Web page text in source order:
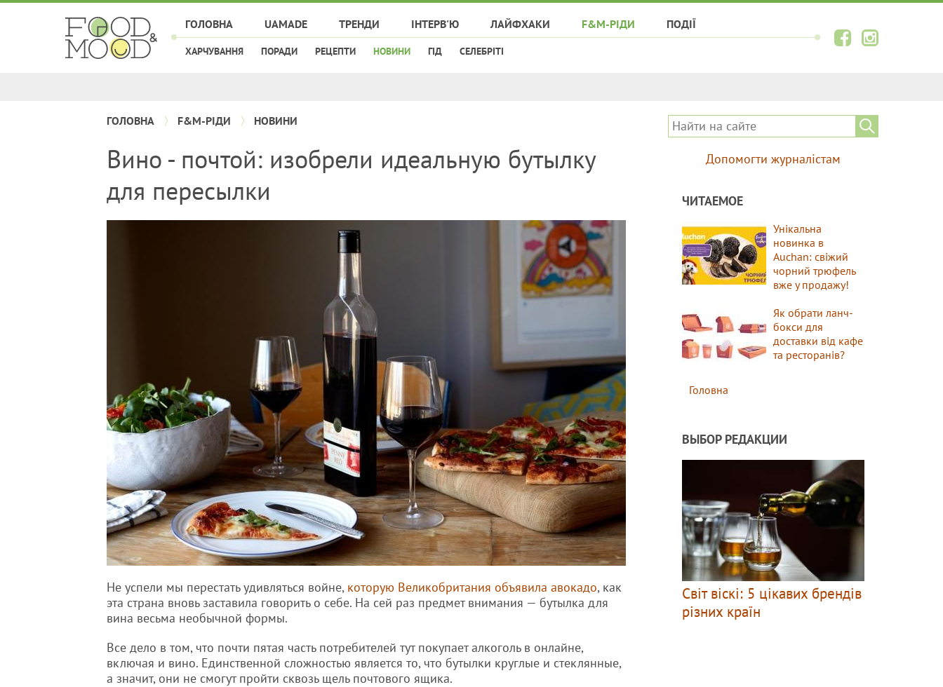
ГОЛОВНА UAMADE ТРЕНДИ ІНТЕРВ'Ю ЛАЙФХАКИ F&M-РІДИ
ХАРЧУВАННЯ ПОРАДИ РЕЦЕПТИ НОВИНИ ГІД СЕЛЕБРІТІ
ПОДІЇ
ГОЛОВНА F&M-РІДИ НОВИНИ
Вино - почтой: изобрели идеальную бутылку
для пересылки
Не успели мы перестать удивляться войне, которую Великобритания объявила авокадо, как
эта страна вновь заставила говорить о себе. На сей раз предмет внимания — бутылка для
вина весьма необычной формы.
Все дело в том, что почти пятая часть потребителей тут покупает алкоголь в онлайне,
включая и вино. Единственной сложностью является то, что бутылки круглые и стеклянные,
а значит, они не смогут пройти сквозь щель почтового ящика.
Допомогти журналістам
ЧИТАЕМОЕ
Унікальна
новинка в
Auchan: свіжий
чорний трюфель
вже у продажу!
Як обрати ланч-
бокси для
доставки від кафе
та ресторанів?
Головна
ВЫБОР РЕДАКЦИИ
Світ віскі: 5 цікавих брендів
різних країн